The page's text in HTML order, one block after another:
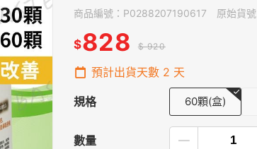
商品編號： P0288207190617 原始貨號
$828 $ 920
預計出貨天數 2 天
規格 60顆(盒)
數量